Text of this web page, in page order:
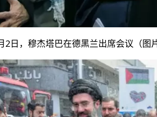
2日，穆杰塔巴在德黑兰出席会议（图